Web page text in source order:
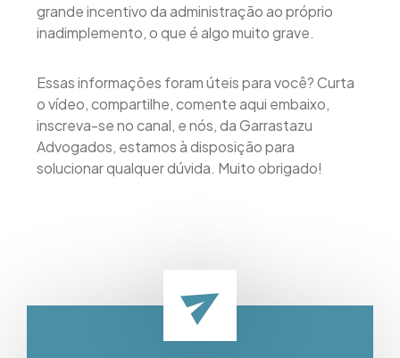
grande incentivo da administração ao próprio
inadimplemento, o que é algo muito grave.
Essas informações foram úteis para você? Curta
o vídeo, compartilhe, comente aqui embaixo,
inscreva-se no canal, e nós, da Garrastazu
Advogados, estamos à disposição para
solucionar qualquer dúvida. Muito obrigado!